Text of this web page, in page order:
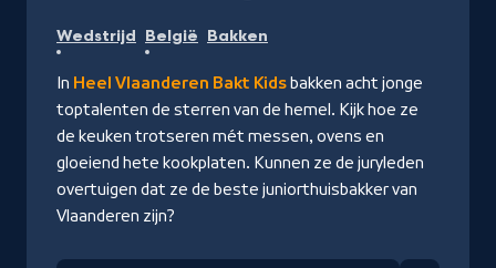
NPO
Start
Wedstrijd België Bakken
In Heel Vlaanderen Bakt Kidsbakken acht jonge
toptalenten de sterren van de hemel. Kijk hoe ze
de keuken trotseren mét messen, ovens en
gloeiend hete kookplaten. Kunnen ze de juryleden
overtuigen dat ze de beste juniorthuisbakker van
Vlaanderen zijn?